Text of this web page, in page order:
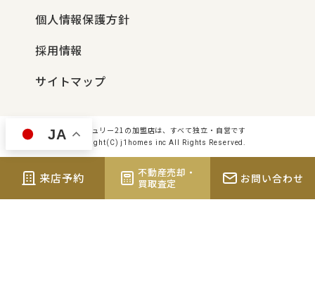
個人情報保護方針
採用情報
サイトマップ
センチュリー21の加盟店は、すべて独立・自営です
Copyright(C) j1homes inc All Rights Reserved.
来店予約
不動産売却・
買取査定
お問い合わせ
JA